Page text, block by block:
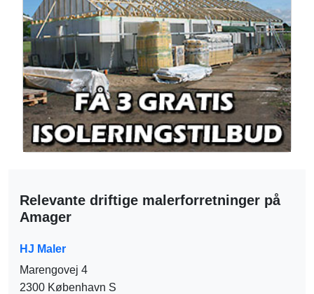
Relevante driftige malerforretninger på
Amager
HJ Maler
Marengovej 4
2300 København S